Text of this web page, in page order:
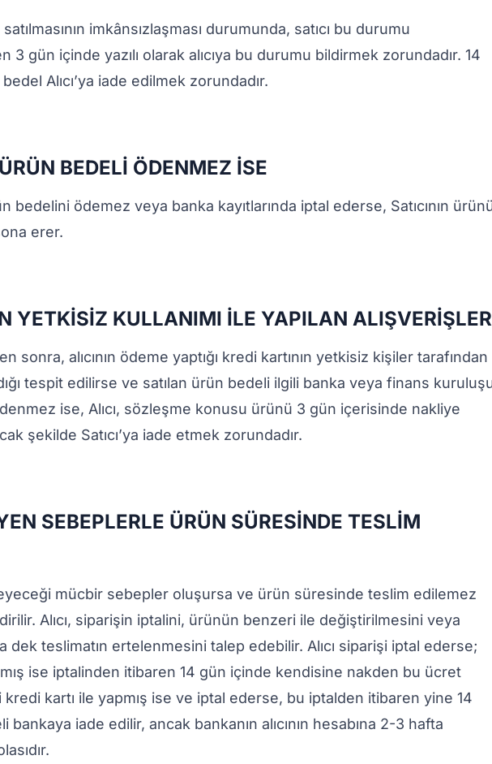
imkânsızlaşması durumunda, satıcı bu durumu
3 gün içinde yazılı olarak alıcıya bu durumu bildirmek zorundadır. 14
Alıcı’ya iade edilmek zorundadır.
BEDELİ ÖDENMEZ İSE
bedelini ödemez veya banka kayıtlarında iptal ederse, Satıcının
erer.
YETKİSİZ KULLANIMI İLE YAPILAN ALIŞVERİŞLER
sonra, alıcının ödeme yaptığı kredi kartının yetkisiz kişiler tarafından
tespit edilirse ve satılan ürün bedeli ilgili banka veya finans
ise, Alıcı, sözleşme konusu ürünü 3 gün içerisinde nakliye
şekilde Satıcı’ya iade etmek zorundadır.
SEBEPLERLE ÜRÜN SÜRESİNDE TESLİM
mücbir sebepler oluşursa ve ürün süresinde teslim edilemez
Alıcı, siparişin iptalini, ürünün benzeri ile değiştirilmesini veya
dek teslimatın ertelenmesini talep edebilir. Alıcı siparişi iptal ederse;
ise iptalinden itibaren 14 gün içinde kendisine nakden bu ücret
kredi kartı ile yapmış ise ve iptal ederse, bu iptalden itibaren yine 14
iade edilir, ancak bankanın alıcının hesabına 2-3 hafta